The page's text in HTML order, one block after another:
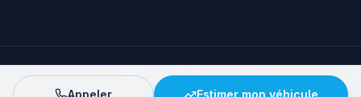
Adrien Balavoine—Agent automobile CapCar, Agent formateur· ©
· Tous droits réservés
Appeler Estimer mon véhicule